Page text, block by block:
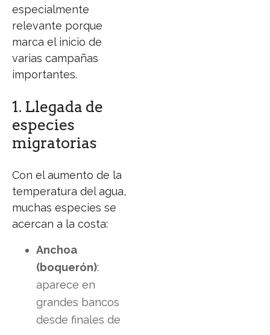
especialmente
relevante porque
marca el inicio de
varias campañas
importantes.
1. Llegada de
especies
migratorias
Con el aumento de la
temperatura del agua,
muchas especies se
acercan a la costa:
Anchoa
(boquerón):
aparece en
grandes bancos
desde finales de